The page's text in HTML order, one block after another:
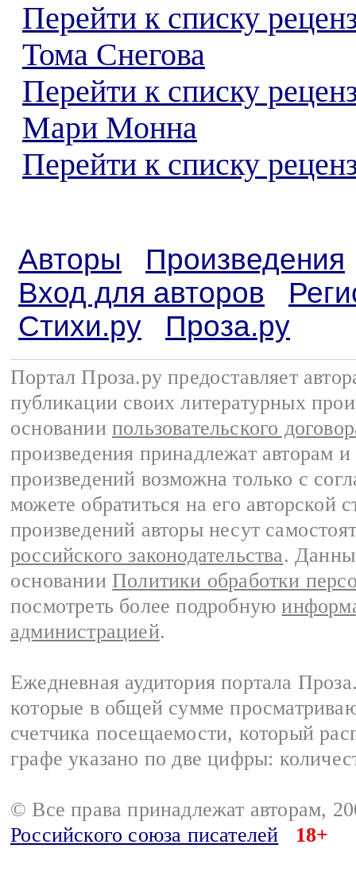
Перейти к списку
Тома Снегова
Перейти к списку
Мари Монна
Перейти к списку
Авторы
Произведения
Вход для авторов
Стихи.ру
Проза.ру
Портал Проза.ру предоставляет
публикации своих литературных
основании пользовательского
произведения принадлежат авторам
произведений возможна только с
можете обратиться на его авторской
произведений авторы несут
российского законодательства.
основании Политики обработки
посмотреть более подробную
администрацией.
Ежедневная аудитория портала
которые в общей сумме
счетчика посещаемости, который
графе указано по две цифры:
© Все права принадлежат авторам,
Российского союза писателей
18+